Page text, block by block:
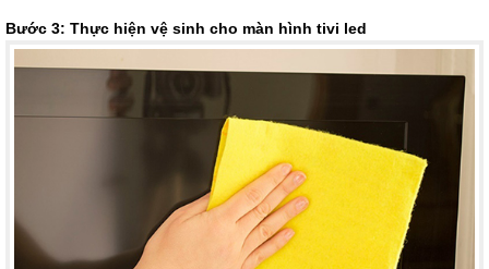
Bước 3: Thực hiện vệ sinh cho màn hình tivi led